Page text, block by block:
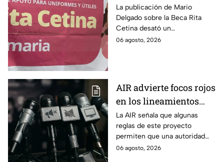
por publicación sobre
la Beca Rita Cetina
La publicación de Mario
Delgado sobre la Beca Rita
Cetina desató un
enfrentamiento entre Morena
06 agosto, 2026
AIR advierte focos rojos
en los lineamientos
para proteger a las
audiencias
La AIR señala que algunas
reglas de este proyecto
permiten que una autoridad
gubernamental supervise,
06 agosto, 2026